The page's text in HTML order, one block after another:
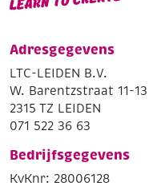
Adresgegevens
LTC-LEIDEN B.V.
W. Barentzstraat 11-13
2315 TZ LEIDEN
071 522 36 63
Bedrijfsgegevens
KvKnr: 28006128